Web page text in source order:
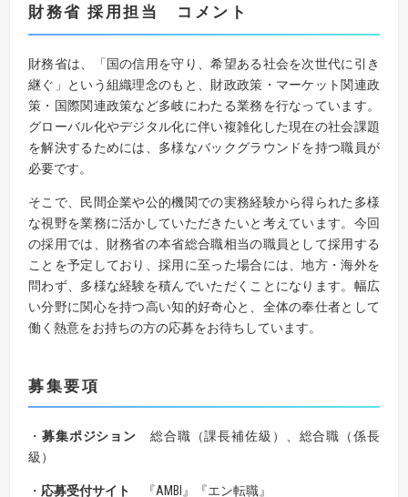
財務省 採用担当 コメント
財務省は、「国の信用を守り、希望ある社会を次世代に引き
継ぐ」という組織理念のもと、財政政策・マーケット関連政
策・国際関連政策など多岐にわたる業務を行なっています。
グローバル化やデジタル化に伴い複雑化した現在の社会課題
を解決するためには、多様なバックグラウンドを持つ職員が
必要です。
そこで、民間企業や公的機関での実務経験から得られた多様
な視野を業務に活かしていただきたいと考えています。今回
の採用では、財務省の本省総合職相当の職員として採用する
ことを予定しており、採用に至った場合には、地方・海外を
問わず、多様な経験を積んでいただくことになります。幅広
い分野に関心を持つ高い知的好奇心と、全体の奉仕者として
働く熱意をお持ちの方の応募をお待ちしています。
募集要項
・ 募集ポジション 総合職（課長補佐級）、総合職（係長
級）
・ 応募受付サイト 『AMBI』『エン転職』